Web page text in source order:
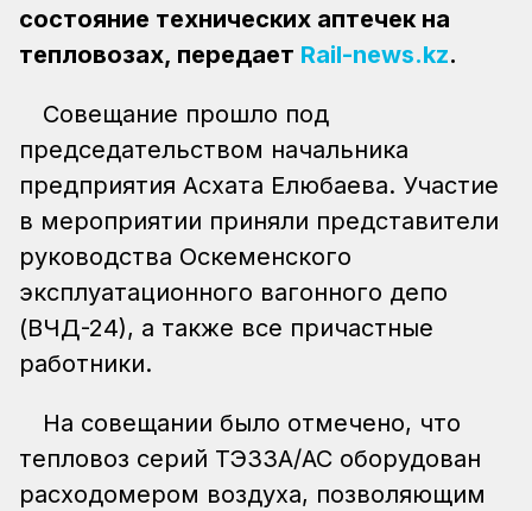
состояние технических аптечек на
тепловозах, передает Rail-news.kz.
Совещание прошло под
председательством начальника
предприятия Асхата Елюбаева. Участие
в мероприятии приняли представители
руководства Оскеменского
эксплуатационного вагонного депо
(ВЧД-24), а также все причастные
работники.
На совещании было отмечено, что
тепловоз серий ТЭ33А/АС оборудован
расходомером воздуха, позволяющим